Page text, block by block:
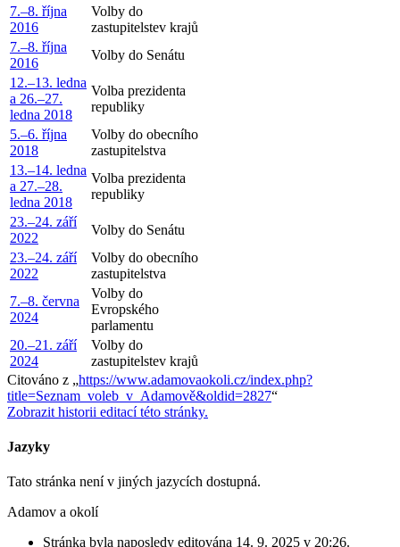
7.–8. října
2016
Volby do
zastupitelstev krajů
7.–8. října
2016
Volby do Senátu
12.–13. ledna
a 26.–27.
ledna 2018
Volba prezidenta
republiky
5.–6. října
2018
Volby do obecního
zastupitelstva
13.–14. ledna
a 27.–28.
ledna 2018
Volba prezidenta
republiky
23.–24. září
2022
Volby do Senátu
23.–24. září
2022
Volby do obecního
zastupitelstva
7.–8. června
2024
Volby do
Evropského
parlamentu
20.–21. září
2024
Volby do
zastupitelstev krajů
Citováno z „https://www.adamovaokoli.cz/index.php?
title=Seznam_voleb_v_Adamově&oldid=2827“
Zobrazit historii editací této stránky.
Jazyky
Tato stránka není v jiných jazycích dostupná.
Adamov a okolí
Stránka byla naposledy editována 14. 9. 2025 v 20:26.